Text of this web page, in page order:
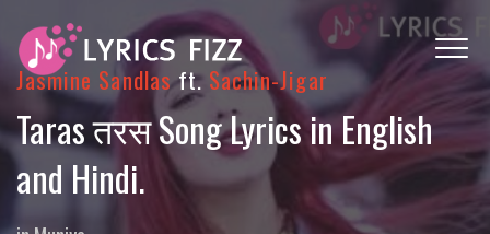
Jasmine Sandlasft. Sachin-Jigar
Taras तरस Song Lyrics in English
and Hindi.